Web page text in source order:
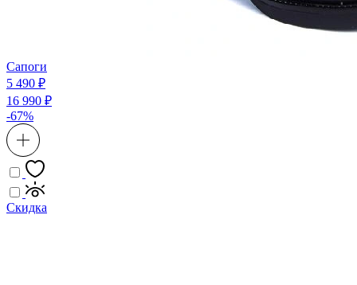
Сапоги
5 490 ₽
16 990 ₽
-67%
Скидка